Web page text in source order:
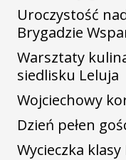
Uroczystość
Brygadzie
Warsztaty
siedlisku Leluja
Wojciechowy
Dzień pełen
Wycieczka klasy